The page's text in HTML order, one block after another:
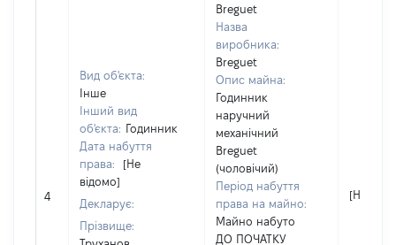
4
Вид об'єкта:
Інше
Інший вид
об'єкта: Годинник
Дата набуття
права:
[Не
відомо]
Декларує:
Прізвище:
Breguet
Назва
виробника:
Breguet
Опис майна:
Годинник
наручний
механічний
Breguet
(чоловічий)
Період набуття
права на майно:
Майно набуто
ДО ПОЧАТКУ
[Не